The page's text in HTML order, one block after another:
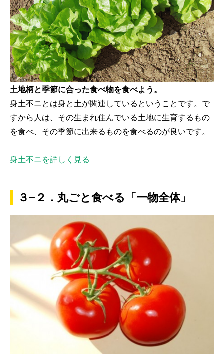
土地柄と季節に合った食べ物を食べよう。
身土不ニとは身と土が関連しているということです。で
すから人は、その生まれ住んでいる土地に生育するもの
を食べ、その季節に出来るものを食べるのが良いです。
身土不ニを詳しく見る
３−２．丸ごと食べる「一物全体」